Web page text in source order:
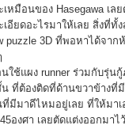
มือนของ Hasegawa เล
อียดอะไรมาให้เลย สิ่งที่
3D ที่พอหาได้จาก
ใช้แผง runner ร่วมกับรุ่น
ที่ต้องติดที่ด้านขวาข้างที่
มีมาดีไหมอยู่เลย ที่ให้มา
องศา เลยตัดแต่งออกมา